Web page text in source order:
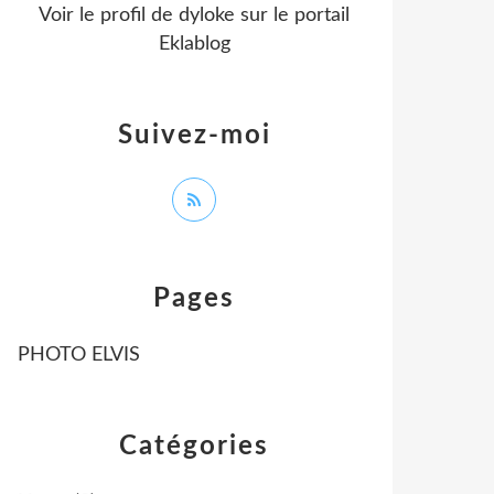
Catégories
Pages
PHOTO ELVIS
Suivez-moi
Voir le profil de dyloke sur le portail
Eklablog